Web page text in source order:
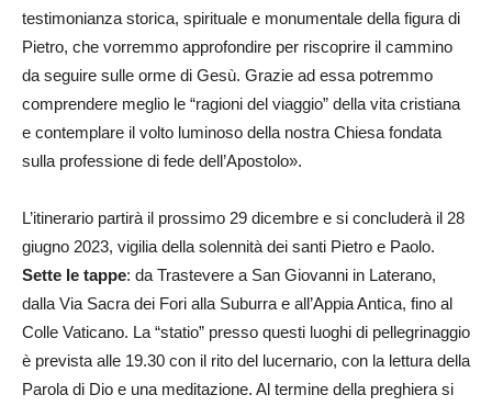
testimonianza storica, spirituale e monumentale della figura di
Pietro, che vorremmo approfondire per riscoprire il cammino
da seguire sulle orme di Gesù. Grazie ad essa potremmo
comprendere meglio le “ragioni del viaggio” della vita cristiana
e contemplare il volto luminoso della nostra Chiesa fondata
sulla professione di fede dell’Apostolo».
L’itinerario partirà il prossimo 29 dicembre e si concluderà il 28
giugno 2023, vigilia della solennità dei santi Pietro e Paolo.
Sette le tappe: da Trastevere a San Giovanni in Laterano,
dalla Via Sacra dei Fori alla Suburra e all’Appia Antica, fino al
Colle Vaticano. La “statio” presso questi luoghi di pellegrinaggio
è prevista alle 19.30 con il rito del lucernario, con la lettura della
Parola di Dio e una meditazione. Al termine della preghiera si